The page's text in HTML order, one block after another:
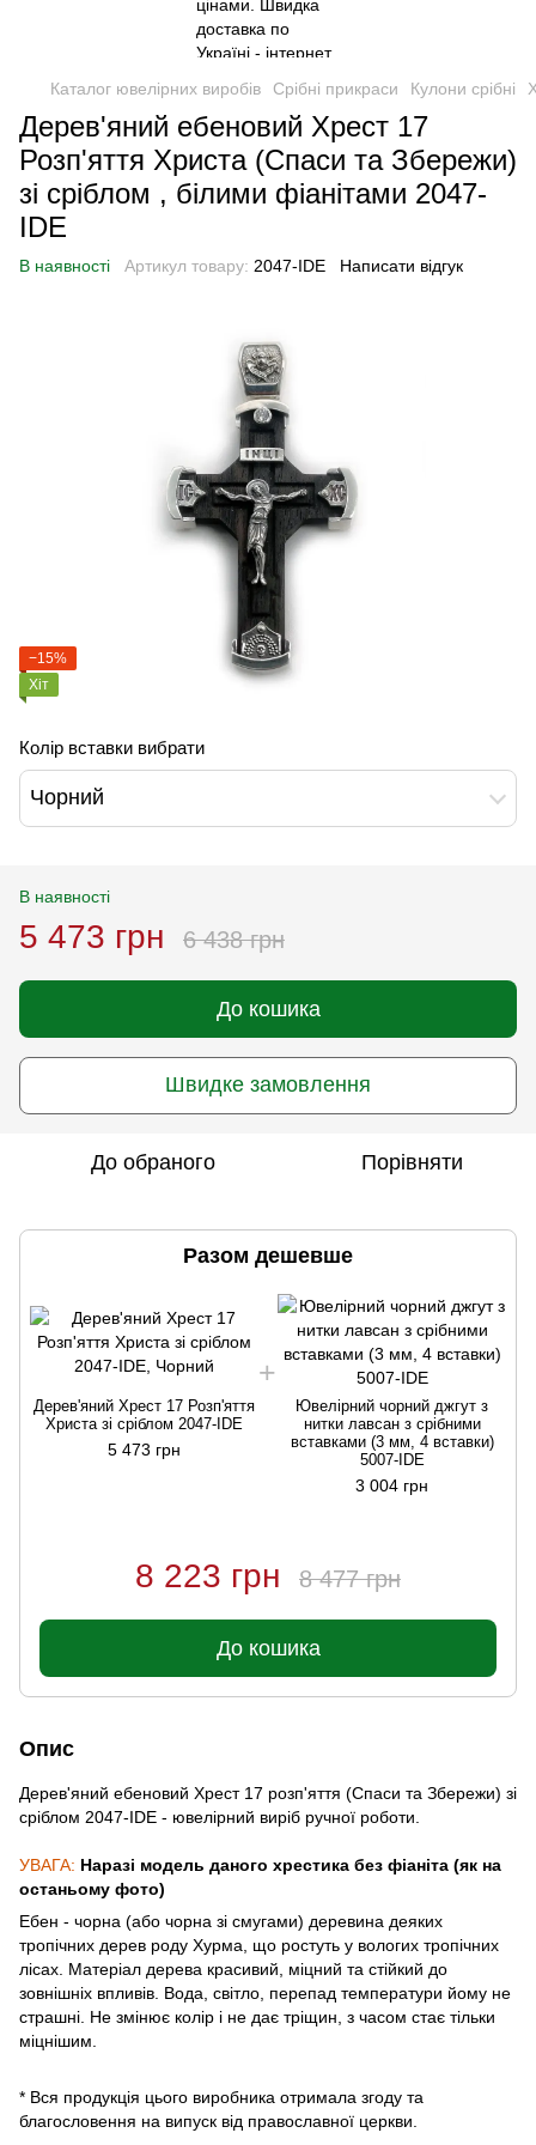
Каталог ювелірних виробів Срібні прикраси Кулони срібні
Дерев'яний ебеновий Хрест 17
Розп'яття Христа (Спаси та Збережи)
зі сріблом , білими фіанітами 2047-
IDE
В наявності Артикул товару: 2047-IDE Написати відгук
−15%
Хіт
Колір вставки вибрати
Чорний
В наявності
5 473 грн 6 438 грн
До кошика
Швидке замовлення
До обраного Порівняти
Разом дешевше
Дерев'яний Хрест 17 Розп'яття
Христа зі сріблом 2047-IDE
5 473 грн
Ювелірний чорний джгут з
нитки лавсан з срібними
вставками (3 мм, 4 вставки)
5007-IDE
3 004 грн
8 223 грн 8 477 грн
До кошика
Опис
Дерев'яний ебеновий Хрест 17 розп'яття (Спаси та Збережи) зі
сріблом 2047-IDE - ювелірний виріб ручної роботи.
УВАГА: Наразі модель даного хрестика без фіаніта (як на
останьому фото)
Ебен - чорна (або чорна зі смугами) деревина деяких
тропічних дерев роду Хурма, що ростуть у вологих тропічних
лісах. Матеріал дерева красивий, міцний та стійкий до
зовнішніх впливів. Вода, світло, перепад температури йому не
страшні. Не змінює колір і не дає тріщин, з часом стає тільки
міцнішим.
* Вся продукція цього виробника отримала згоду та
благословення на випуск від православної церкви.